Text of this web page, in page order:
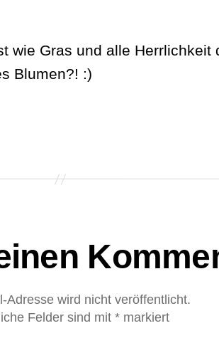
wie Gras und alle Herrlichkeit
Blumen?! :)
Adresse wird nicht veröffentlicht.
Felder sind mit *markiert